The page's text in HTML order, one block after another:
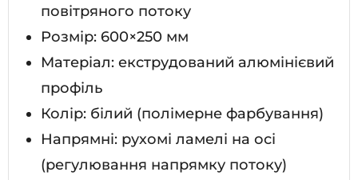
повітряного потоку
Розмір: 600×250 мм
Матеріал: екструдований алюмінієвий
профіль
Колір: білий (полімерне фарбування)
Напрямні: рухомі ламелі на осі
(регулювання напрямку потоку)